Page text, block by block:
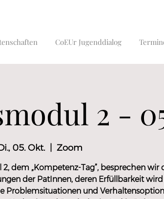
CoEUr Jugenddialog
2 -
05. Okt.
  |
Zoom
dem „Kompetenz-Tag”, besprechen wir
der PatInnen, deren Erfüllbarkeit wird
Problemsituationen und